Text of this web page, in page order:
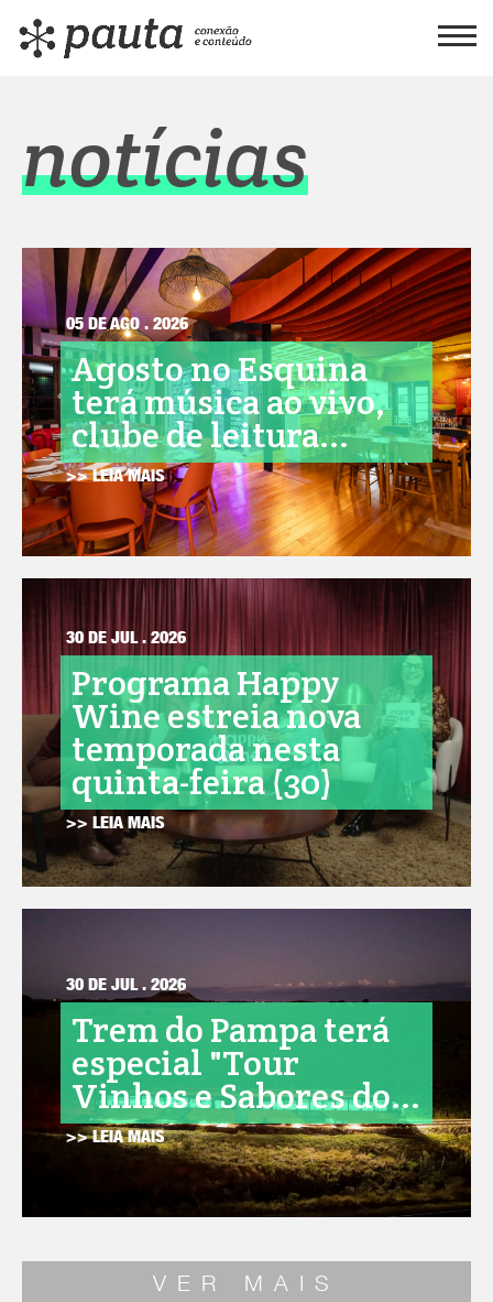
notícias
05 DE AGO . 2026
Agosto no Esquina
terá música ao vivo,
clube de leitura...
>> LEIA MAIS
30 DE JUL . 2026
Programa Happy
Wine estreia nova
temporada nesta
quinta-feira (30)
>> LEIA MAIS
30 DE JUL . 2026
Trem do Pampa terá
especial "Tour
Vinhos e Sabores do...
>> LEIA MAIS
VER MAIS